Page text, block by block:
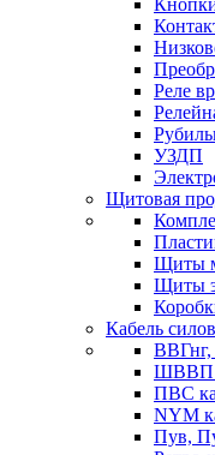
Реле
УЗДП
Щитовая
Щиты
Щиты
Кабель
ШВВП
ПВС
NYM
Пув,